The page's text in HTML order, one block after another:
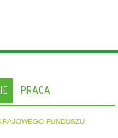
PRACA
FUNDUSZU